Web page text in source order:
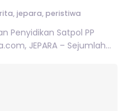
,jepara,peristiwa
Penyidikan Satpol PP
JEPARA – Sejumlah...